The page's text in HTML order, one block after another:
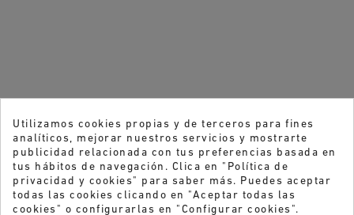
Utilizamos cookies propias y de terceros para fines
analíticos, mejorar nuestros servicios y mostrarte
publicidad relacionada con tus preferencias basada en
tus hábitos de navegación. Clica en "Política de
privacidad y cookies" para saber más. Puedes aceptar
todas las cookies clicando en "Aceptar todas las
cookies" o configurarlas en "Configurar cookies".